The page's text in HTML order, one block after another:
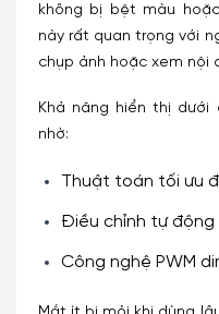
không bị bệt màu
này rất quan trọng với
chụp ảnh hoặc xem nội
Khả năng hiển thị dưới
nhờ:
Thuật toán tối ưu
Điều chỉnh tự động
Công nghệ PWM